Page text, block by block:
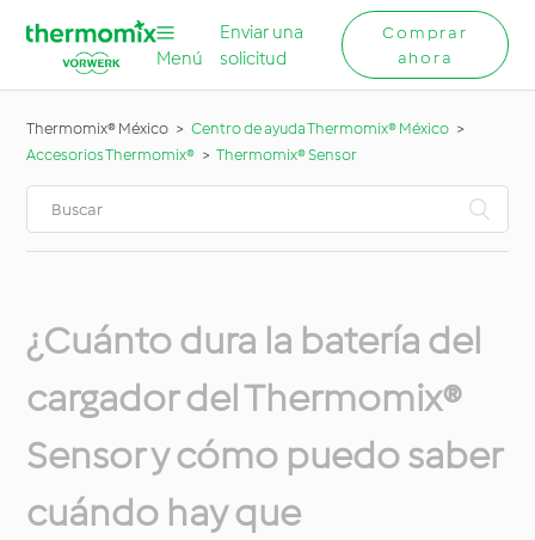
Menú
Enviar una
solicitud
Comprar
ahora
Thermomix® México
Centro de ayuda Thermomix® México
Accesorios Thermomix®
Thermomix® Sensor
¿Cuánto dura la batería del
cargador del Thermomix®
Sensor y cómo puedo saber
cuándo hay que